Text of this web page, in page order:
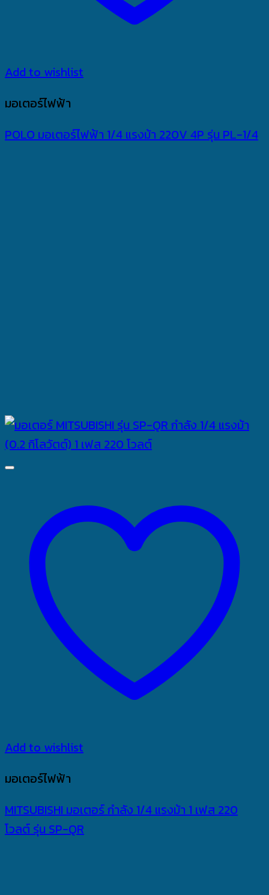
Add to wishlist
มอเตอร์ไฟฟ้า
POLO มอเตอร์ไฟฟ้า 1/4 แรงม้า 220V 4P รุ่น PL-1/4
Add to wishlist
มอเตอร์ไฟฟ้า
MITSUBISHI มอเตอร์ กำลัง 1/4 แรงม้า 1 เฟส 220
โวลต์ รุ่น SP-QR